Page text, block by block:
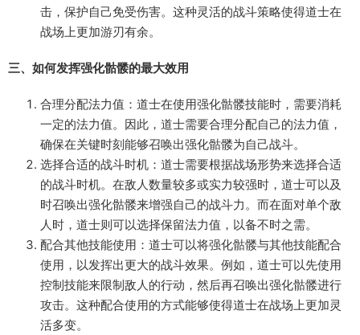
击，保护自己免受伤害。这种灵活的战斗策略使得道士在
战场上更加游刃有余。
三、如何发挥强化骷髅的最大效用
合理分配法力值：道士在使用强化骷髅技能时，需要消耗
一定的法力值。因此，道士需要合理分配自己的法力值，
确保在关键时刻能够召唤出强化骷髅为自己战斗。
选择合适的战斗时机：道士需要根据战场形势来选择合适
的战斗时机。在敌人数量较多或实力较强时，道士可以及
时召唤出强化骷髅来增强自己的战斗力。而在面对单个敌
人时，道士则可以选择保留法力值，以备不时之需。
配合其他技能使用：道士可以将强化骷髅与其他技能配合
使用，以发挥出更大的战斗效果。例如，道士可以先使用
控制技能来限制敌人的行动，然后再召唤出强化骷髅进行
攻击。这种配合使用的方式能够使得道士在战场上更加灵
活多变。